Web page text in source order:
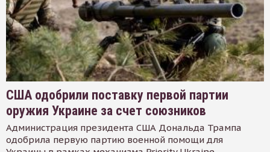
США одобрили поставку первой партии
оружия Украине за счет союзников
Администрация президента США Дональда Трампа
одобрила первую партию военной помощи для